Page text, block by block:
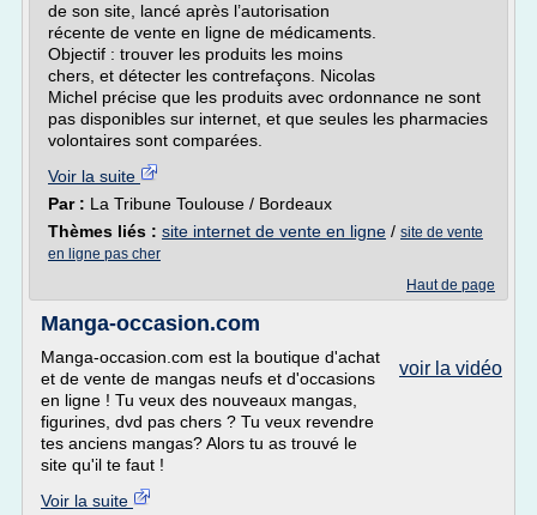
de son site, lancé après l’autorisation
récente de vente en ligne de médicaments.
Objectif : trouver les produits les moins
chers, et détecter les contrefaçons. Nicolas
Michel précise que les produits avec ordonnance ne sont
pas disponibles sur internet, et que seules les pharmacies
volontaires sont comparées.
Voir la suite
Par : La Tribune Toulouse / Bordeaux
Thèmes liés : site internet de vente en ligne / site de vente
en ligne pas cher
Haut de page
Manga-occasion.com
voir la vidéo
Manga-occasion.com est la boutique d'achat
et de vente de mangas neufs et d'occasions
en ligne ! Tu veux des nouveaux mangas,
figurines, dvd pas chers ? Tu veux revendre
tes anciens mangas? Alors tu as trouvé le
site qu'il te faut !
Voir la suite